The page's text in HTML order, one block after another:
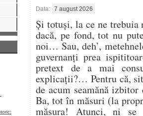
Data: 7 august 2026
Și totuși, la ce ne trebuia
dacă, pe fond, tot nu
noi… Sau, deh’,
guvernanți prea
pretext de a mai
explicații?… Pentru că,
de acum seamănă
Ba, tot în măsuri (la
măsura! Atunci, ni se